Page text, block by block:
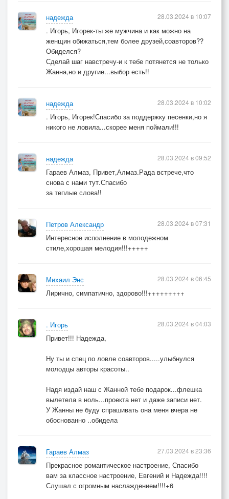
надежда
. Игорь, Игорек-ты же мужчина и как можно на
женщин обижаться,тем более друзей,соавторов??
Обиделся?
Сделай шаг навстречу-и к тебе потянется не только
Жанна,но и другие...выбор есть!!
28.03.2024 в 10:07
надежда
. Игорь, Игорек!Спасибо за поддержку песенки,но я
никого не ловила...скорее меня поймали!!!
28.03.2024 в 10:02
надежда
Гараев Алмаз, Привет,Алмаз.Рада встрече,что
снова с нами тут.Спасибо
за теплые слова!!
28.03.2024 в 09:52
Петров Александр
Интересное исполнение в молодежном
стиле,хорошая мелодия!!!+++++
28.03.2024 в 07:31
Михаил Энс
Лирично, симпатично, здорово!!!+++++++++
28.03.2024 в 06:45
. Игорь
Привет!!! Надежда,
Ну ты и спец по ловле соавторов.....улыбнулся
молодцы авторы красоты..
Надя издай наш с Жанной тебе подарок...флешка
вылетела в ноль...проекта нет и даже записи нет.
У Жанны не буду спрашивать она меня вчера не
обоснованно ..обидела
28.03.2024 в 04:03
Гараев Алмаз
Прекрасное романтическое настроение, Спасибо
вам за классное настроение, Евгений и Надежда!!!!
Слушал с огромным наслаждением!!!!+6
27.03.2024 в 23:36